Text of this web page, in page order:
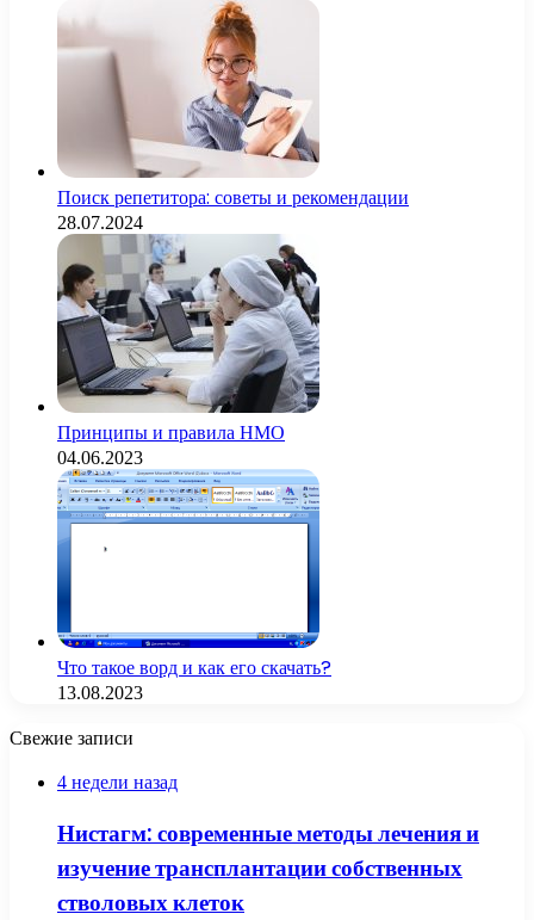
Поиск репетитора: советы и рекомендации
28.07.2024
Принципы и правила НМО
04.06.2023
Что такое ворд и как его скачать?
13.08.2023
Свежие записи
4 недели назад
Нистагм: современные методы лечения и
изучение трансплантации собственных
стволовых клеток